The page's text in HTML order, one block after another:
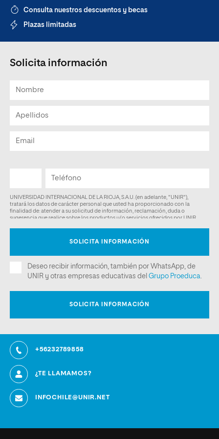
Consulta nuestros descuentos y becas
Plazas limitadas
Solicita información
+56232789858
¿TE LLAMAMOS?
INFOCHILE@UNIR.NET